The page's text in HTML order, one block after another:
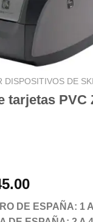
DISPOSITIVOS DE
tarjetas PVC
Current
price
is:
DE ESPAÑA: 1